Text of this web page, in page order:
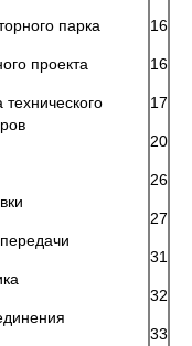
парка
проекта
16
16
17
20
26
27
31
32
33